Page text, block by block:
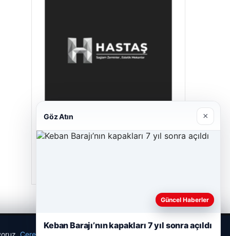
Çerez Politikamız
Göz Atın ×
Güncel Haberler
Keban Barajı’nın kapakları 7 yıl sonra açıldı